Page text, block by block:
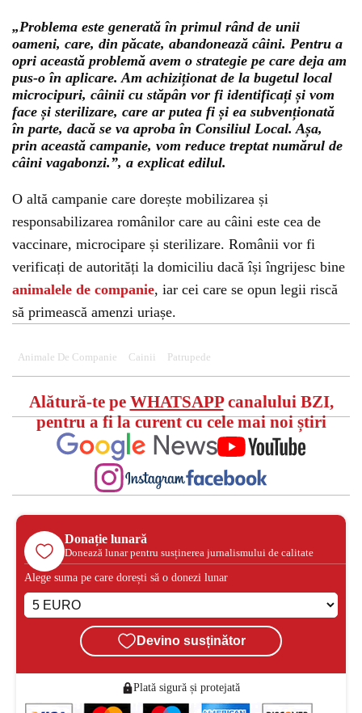
„Problema este generată în primul rând de unii
oameni, care, din păcate, abandonează câini. Pentru a
opri această problemă avem o strategie pe care deja am
pus-o în aplicare. Am achiziționat de la bugetul local
microcipuri, câinii cu stăpân vor fi identificați și vom
face și sterilizare, care ar putea fi și ea subvenționată
în parte, dacă se va aproba în Consiliul Local. Așa,
prin această campanie, vom reduce treptat numărul de
câini vagabonzi.”, a explicat edilul.
O altă campanie care dorește mobilizarea și
responsabilizarea românilor care au câini este cea de
vaccinare, microcipare și sterilizare. Românii vor fi
verificați de autorități la domiciliu dacă își îngrijesc bine
animalele de companie, iar cei care se opun legii riscă
să primească amenzi uriașe.
Animale De Companie Cainii Patrupede
Alătură-te pe WHATSAPPcanalului BZI,
pentru a fi la curent cu cele mai noi știri
Donație lunară
Donează lunar pentru susținerea jurnalismului de calitate
Alege suma pe care dorești să o donezi lunar
Devino susținător
Plată sigură și protejată